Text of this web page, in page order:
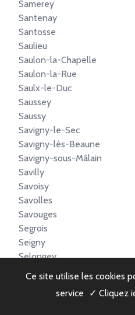
Samerey
Santenay
Santosse
Saulieu
Saulon-la-Chapelle
Saulon-la-Rue
Saulx-le-Duc
Saussey
Saussy
Savigny-le-Sec
Savigny-lès-Beaune
Savigny-sous-Mâlain
Savilly
Savoisy
Savolles
Savouges
Segrois
Seigny
Selongey
Semarey
Ce site utilise les cookies
service
✓ Cliquez